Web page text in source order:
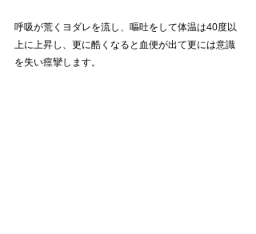
呼吸が荒くヨダレを流し、嘔吐をして体温は40度以
上に上昇し、更に酷くなると血便が出て更には意識
を失い痙攣します。